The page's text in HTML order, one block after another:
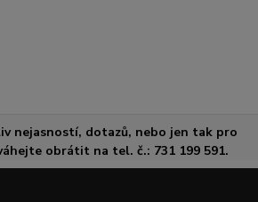
nejasností, dotazů, nebo jen tak pro
obrátit na tel. č.: 731 199 591.